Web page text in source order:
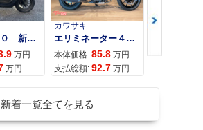
ＡＤＶ１６０ 新車 ２０２６年最新モデル パールスモーキーグレー スマートキー ２９Ｌメットイン ＵＳＢ Ｔｙｐｅ−Ｃ装備
万円
万円
カワサキ
エリミネーター４００
本体価格: 85.8 万円
支払総額: 92.7 万円
カワサキ
本体価格:
新着一覧全てを見る